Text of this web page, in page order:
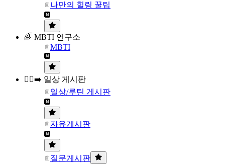
나만의 힐링 꿀팁
🌈 MBTI 연구소
MBTI
🏃‍♀️‍➡️ 일상 게시판
일상/루틴 게시판
자유게시판
질문게시판